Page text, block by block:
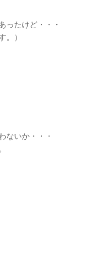
ったけど・・・
。）
ないか・・・